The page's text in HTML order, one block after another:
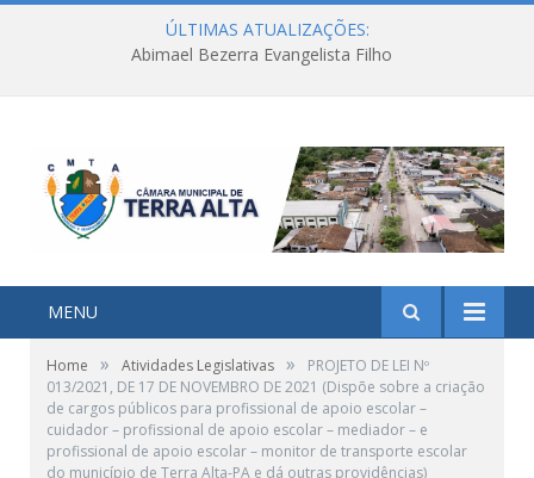
ÚLTIMAS ATUALIZAÇÕES:
Abimael Bezerra Evangelista Filho
MENU
Home » Atividades Legislativas »
PROJETO DE LEI Nº
013/2021, DE 17 DE NOVEMBRO DE 2021 (Dispõe sobre a criação
de cargos públicos para profissional de apoio escolar –
cuidador – profissional de apoio escolar – mediador – e
profissional de apoio escolar – monitor de transporte escolar
do município de Terra Alta-PA e dá outras providências)